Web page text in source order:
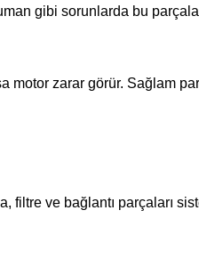
gibi sorunlarda bu
zarar görür. Sağlam
ve bağlantı parçaları